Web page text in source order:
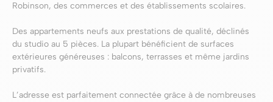
Robinson, des commerces et des établissements scolaires.
Des appartements neufs aux prestations de qualité, déclinés
du studio au 5 pièces. La plupart bénéficient de surfaces
extérieures généreuses : balcons, terrasses et même jardins
privatifs.
L’adresse est parfaitement connectée grâce à de nombreuses